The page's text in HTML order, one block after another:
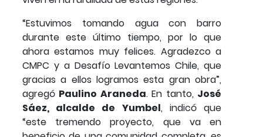
“Estuvimos tomando agua con barro
durante este último tiempo, por lo que
ahora estamos muy felices. Agradezco a
CMPC y a Desafío Levantemos Chile, que
gracias a ellos logramos esta gran obra”,
agregó Paulino Araneda. En tanto, José
Sáez, alcalde de Yumbel, indicó que
“este tremendo proyecto, que va en